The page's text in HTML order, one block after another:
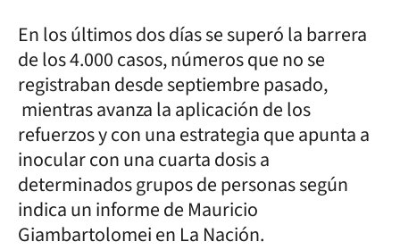
En los últimos dos días se superó la barrera
de los 4.000 casos, números que no se
registraban desde septiembre pasado,
mientras avanza la aplicación de los
refuerzos y con una estrategia que apunta a
inocular con una cuarta dosis a
determinados grupos de personas según
indica un informe de Mauricio
Giambartolomei en La Nación.